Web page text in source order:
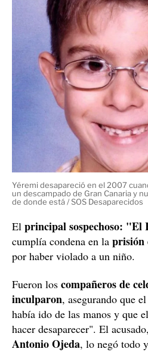
Yéremi desapareció en el 2007
un descampado de Gran Canaria y
de donde está / SOS Desaparecidos
El principal sospechoso: "El
cumplía condena en la prisión
por haber violado a un niño.
Fueron los compañeros de
inculparon, asegurando que
había ido de las manos y que
hacer desaparecer". El
Antonio Ojeda, lo negó todo y